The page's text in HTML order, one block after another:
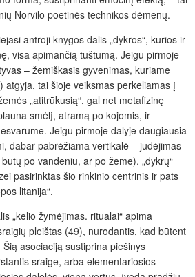
Norvilo poetinės technikos dėmenų.
antroji knygos dalis „dykros“, kurios ir
visa apimančią tuštumą. Jeigu pirmoje
– žemiškasis gyvenimas, kuriame
atgyja, tai šioje veiksmas perkeliamas į
„atitrūkusią“, gal net metafizinę
smėlį, atramą po kojomis, ir
Jeigu pirmoje dalyje daugiausia
dabar pabrėžiama vertikalė – judėjimas
po vandeniu, ar po žeme). „dykrų“
pasirinktas šio rinkinio centrinis ir pats
litanija“.
„kelio žymėjimas. ritualai“ apima
pleištas (49), nurodantis, kad būtent
asociaciją sustiprina piešinys
sraige, arba elementariosios